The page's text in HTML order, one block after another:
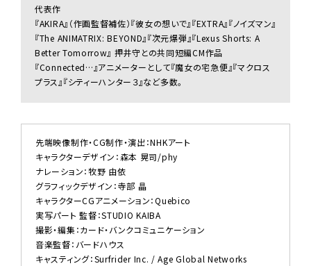
代表作
『AKIRA』（作画監督補佐）『彼女の想いで』『EXTRA』『ノイズマン』
『The ANIMATRIX: BEYOND』『次元爆弾』『Lexus Shorts: A
Better Tomorrow』 押井守との共同短編CM作品
『Connected…』アニメーターとして『魔女の宅急便』『マクロス
プラス』『シティーハンター３』など多数。
先端映像制作・CG制作・演出：NHKアート
キャラクターデザイン：森本 晃司/phy
ナレーション：牧野 由依
グラフィックデザイン：寺部 晶
キャラクターCGアニメーション：Quebico
実写パート 監督：STUDIO KAIBA
撮影・編集：カード・バンクコミュニケーション
音楽監督：バードハウス
キャスティング：Surfrider Inc. / Age Global Networks